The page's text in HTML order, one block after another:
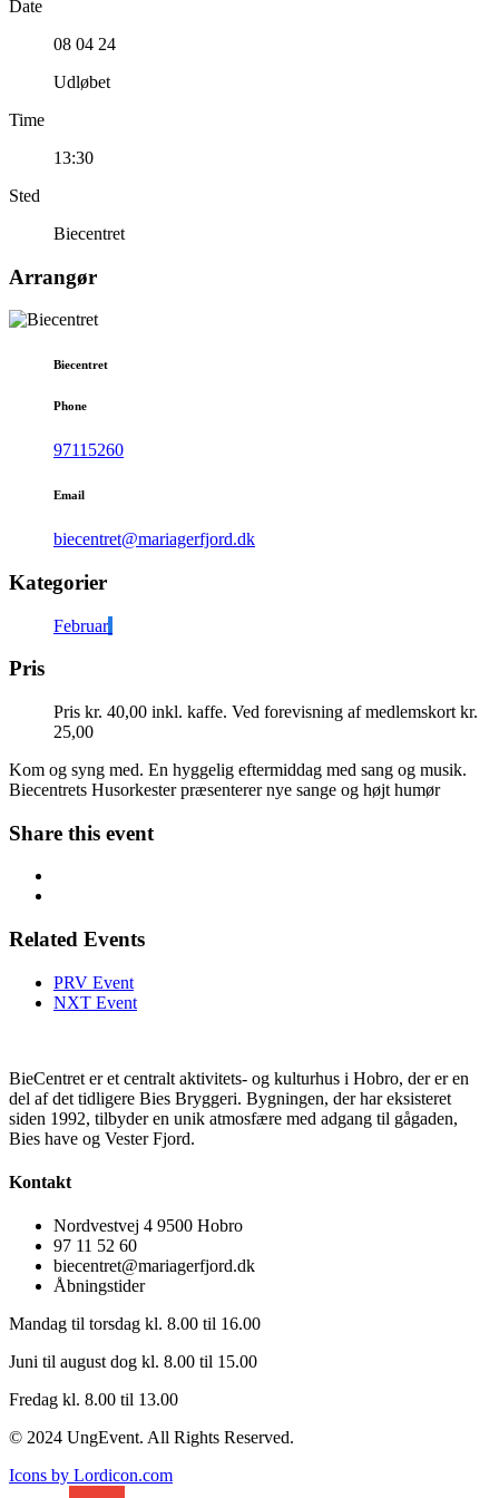
Date
08 04 24
Udløbet
Time
13:30
Sted
Biecentret
Arrangør
Biecentret
Phone
97115260
Email
biecentret@mariagerfjord.dk
Kategorier
Februar
Pris
Pris kr. 40,00 inkl. kaffe. Ved forevisning af medlemskort kr.
25,00
Kom og syng med. En hyggelig eftermiddag med sang og musik.
Biecentrets Husorkester præsenterer nye sange og højt humør
Share this event
Related Events
PRV Event
NXT Event
BieCentret er et centralt aktivitets- og kulturhus i Hobro, der er en
del af det tidligere Bies Bryggeri. Bygningen, der har eksisteret
siden 1992, tilbyder en unik atmosfære med adgang til gågaden,
Bies have og Vester Fjord.
Kontakt
Nordvestvej 4 9500 Hobro
97 11 52 60
biecentret@mariagerfjord.dk
Åbningstider
Mandag til torsdag kl. 8.00 til 16.00
Juni til august dog kl. 8.00 til 15.00
Fredag kl. 8.00 til 13.00
© 2024 UngEvent. All Rights Reserved.
Icons by Lordicon.com